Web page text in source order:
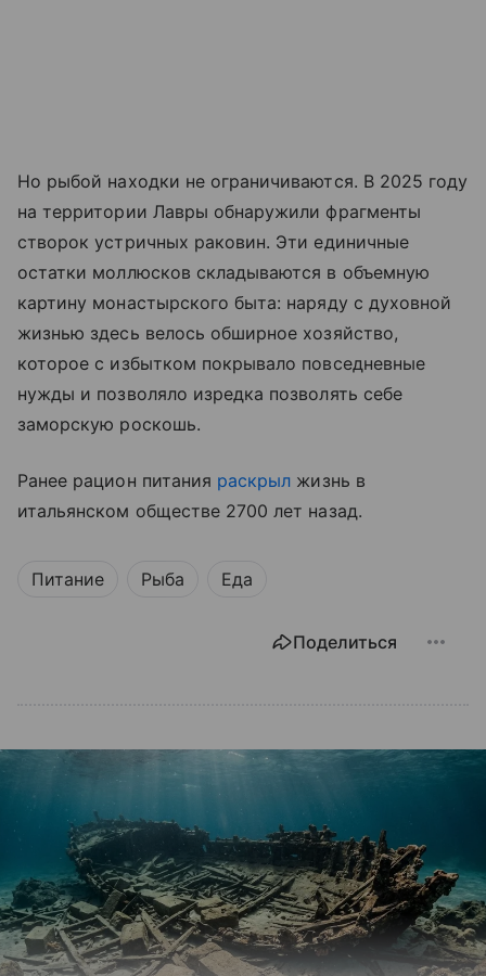
Но рыбой находки не ограничиваются. В 2025 году
на территории Лавры обнаружили фрагменты
створок устричных раковин. Эти единичные
остатки моллюсков складываются в объемную
картину монастырского быта: наряду с духовной
жизнью здесь велось обширное хозяйство,
которое с избытком покрывало повседневные
нужды и позволяло изредка позволять себе
заморскую роскошь.
Ранее рацион питания раскрыл жизнь в
итальянском обществе 2700 лет назад.
Питание Рыба Еда
Поделиться